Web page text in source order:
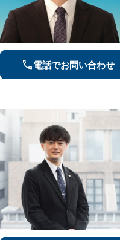
電話でお問い合わせ